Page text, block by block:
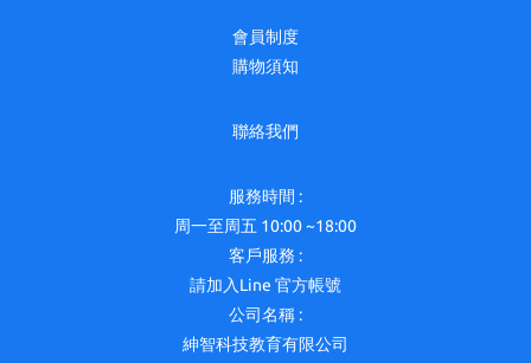
會員制度
購物須知
聯絡我們
服務時間 :
周一至周五 10:00 ~18:00
客戶服務 :
請加入Line 官方帳號
公司名稱 :
紳智科技教育有限公司